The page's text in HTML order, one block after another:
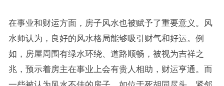
在事业和财运方面，房子风水也被赋予了重要意义。风
水师认为，良好的风水格局能够吸引财气和好运。例
如，房屋周围有绿水环绕、道路顺畅，被视为吉祥之
兆，预示着房主在事业上会有贵人相助，财运亨通。而